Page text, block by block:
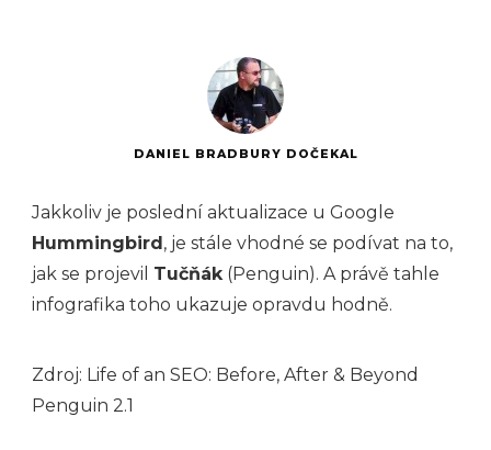
DANIEL BRADBURY DOČEKAL
Jakkoliv je poslední aktualizace u Google
Hummingbird, je stále vhodné se podívat na to,
jak se projevil Tučňák (Penguin). A právě tahle
infografika toho ukazuje opravdu hodně.
Zdroj: Life of an SEO: Before, After & Beyond
Penguin 2.1